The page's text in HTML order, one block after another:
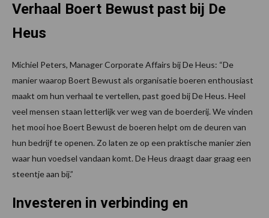
Verhaal Boert Bewust past bij De
Heus
Michiel Peters, Manager Corporate Affairs bij De Heus: “De
manier waarop Boert Bewust als organisatie boeren enthousiast
maakt om hun verhaal te vertellen, past goed bij De Heus. Heel
veel mensen staan letterlijk ver weg van de boerderij. We vinden
het mooi hoe Boert Bewust de boeren helpt om de deuren van
hun bedrijf te openen. Zo laten ze op een praktische manier zien
waar hun voedsel vandaan komt. De Heus draagt daar graag een
steentje aan bij.”
Investeren in verbinding en